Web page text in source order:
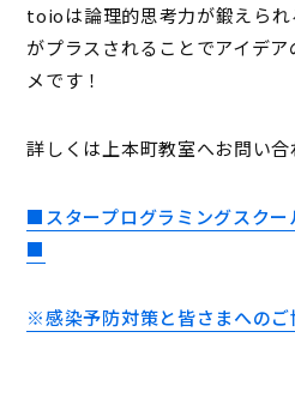
toioは論理的思考力が鍛えら
がプラスされることでアイデ
メです！
詳しくは上本町教室へお問い合
■スタープログラミングスクー
■
※感染予防対策と皆さまへのご